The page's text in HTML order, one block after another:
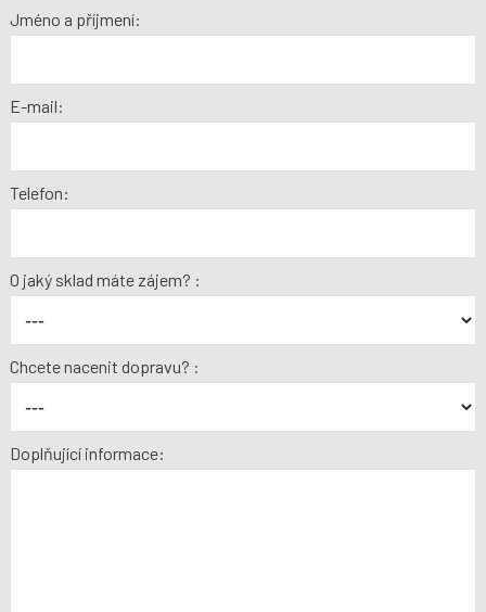
Jméno a příjmení:
E-mail:
Telefon:
O jaký sklad máte zájem? :
Chcete nacenit dopravu? :
Doplňující informace: